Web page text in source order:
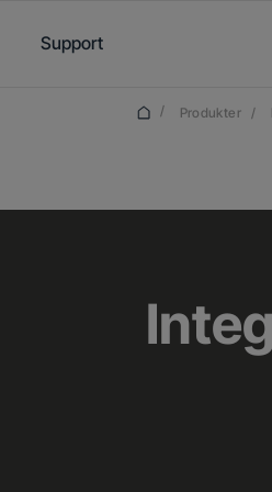
Support
/ Produkter /